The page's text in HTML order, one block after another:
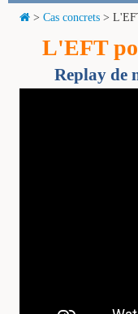
> Cas concrets >
L'EFT
Replay de